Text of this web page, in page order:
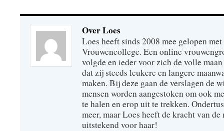
Over Loes
Loes heeft sinds 2008 mee gelopen
Vrouwencollege. Een online
volgde en ieder voor zich de volle
dat zij steeds leukere en langere
maken. Bij deze gaan de verslagen de
mensen worden aangestoken om ook
te halen en erop uit te trekken.
meer, maar Loes heeft de kracht van
uitstekend voor haar!